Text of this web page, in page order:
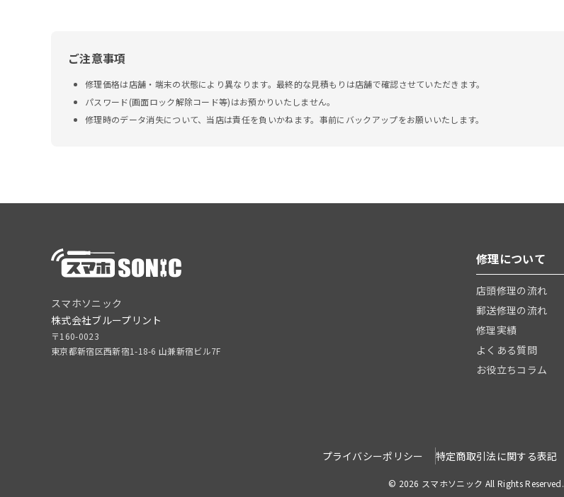
ご注意事項
修理価格は店舗・端末の状態により異なります。最終的な見積もりは店舗で確認させていただきます。
パスワード(画面ロック解除コード等)はお預かりいたしません。
修理時のデータ消失について、当店は責任を負いかねます。事前にバックアップをお願いいたします。
スマホソニック
株式会社ブループリント
〒160-0023
東京都新宿区西新宿1-18-6 山兼新宿ビル7F
修理について
店頭修理の流れ
郵送修理の流れ
修理実績
よくある質問
お役立ちコラム
プライバシーポリシー 特定商取引法に関する表記
© 2026 スマホソニック All Rights Reserved.